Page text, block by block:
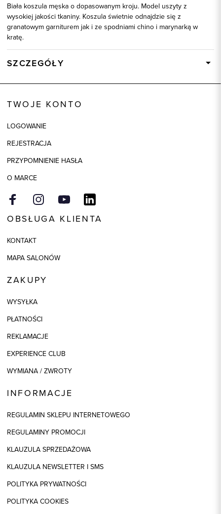
Biała koszula męska o dopasowanym kroju. Model uszyty z
wysokiej jakości tkaniny. Koszula świetnie odnajdzie się z
granatowym garniturem jak i ze spodniami chino i marynarką w
kratę.
SZCZEGÓŁY
TWOJE KONTO
LOGOWANIE
REJESTRACJA
PRZYPOMNIENIE HASŁA
O MARCE
OBSŁUGA KLIENTA
KONTAKT
MAPA SALONÓW
ZAKUPY
WYSYŁKA
PŁATNOŚCI
REKLAMACJE
EXPERIENCE CLUB
WYMIANA / ZWROTY
INFORMACJE
REGULAMIN SKLEPU INTERNETOWEGO
REGULAMINY PROMOCJI
KLAUZULA SPRZEDAŻOWA
KLAUZULA NEWSLETTER I SMS
POLITYKA PRYWATNOŚCI
POLITYKA COOKIES